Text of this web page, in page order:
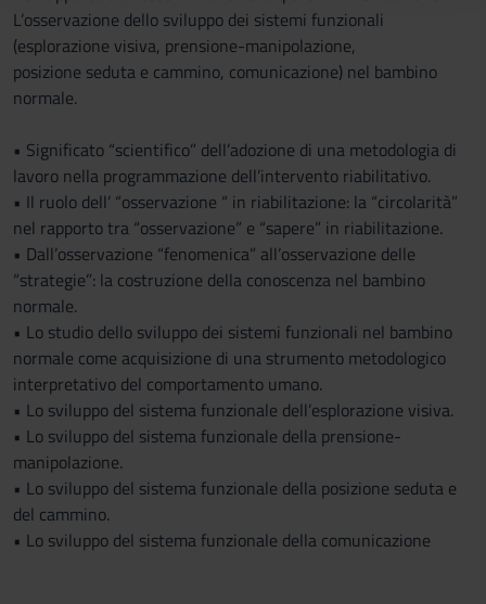
raccolto dal tuo utilizzo dei loro servizi.
L’osservazione dello sviluppo dei sistemi funzionali
(esplorazione visiva, prensione-manipolazione,
posizione seduta e cammino, comunicazione) nel bambino
normale.
• Significato “scientifico” dell’adozione di una metodologia di
lavoro nella programmazione dell’intervento riabilitativo.
• Il ruolo dell’ “osservazione “ in riabilitazione: la “circolarità”
nel rapporto tra “osservazione” e “sapere” in riabilitazione.
• Dall’osservazione “fenomenica” all’osservazione delle
“strategie”: la costruzione della conoscenza nel bambino
normale.
• Lo studio dello sviluppo dei sistemi funzionali nel bambino
normale come acquisizione di una strumento metodologico
interpretativo del comportamento umano.
• Lo sviluppo del sistema funzionale dell’esplorazione visiva.
• Lo sviluppo del sistema funzionale della prensione-
manipolazione.
• Lo sviluppo del sistema funzionale della posizione seduta e
del cammino.
• Lo sviluppo del sistema funzionale della comunicazione